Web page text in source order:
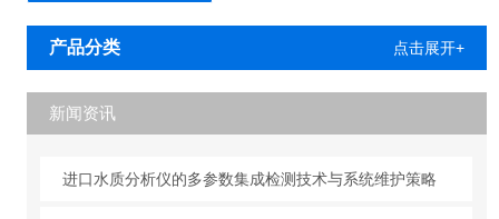
全部通道均实现 5 兆点记录长度
Z大波形捕获速率 >50000 wfm/s
高级触发套件
产品分类 点击展开+
新闻资讯
进口水质分析仪的多参数集成检测技术与系统维护策略